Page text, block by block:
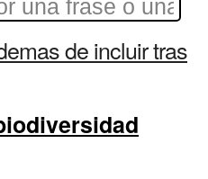
de incluir tras